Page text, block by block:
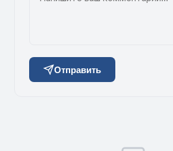
Отправить